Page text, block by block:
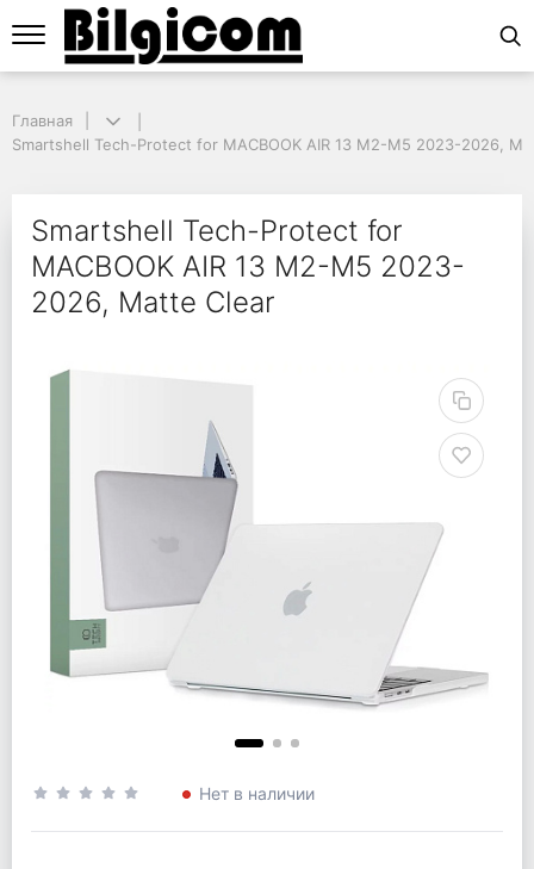
Smartshell Tech-Protect for MACBOOK AIR 13 M2-M5 2023-2026,
Smartshell Tech-
Главная
Smartshell Tech-Protect for MACBOOK AIR 13 M2-M5 2023-2026,
Smartshell Tech-Protect for
MACBOOK AIR 13 M2-M5 2023-
2026, Matte Clear
Нет в наличии